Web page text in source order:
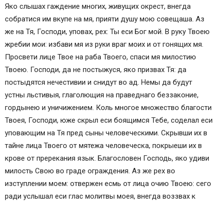
Яко слышах гаждение многих, живущих окрест, внегда
собратися им вкупе на мя, прияти душу мою совещаша. Аз
же на Тя, Господи, уповах, рех: Ты еси Бог мой. В руку Твоею
жребии мои: избави мя из руки враг моих и от гонящих мя.
Просвети лице Твое на раба Твоего, спаси мя милостию
Твоею. Господи, да не постыжуся, яко призвах Тя: да
постыдятся нечестивии и снидут во ад. Немы да будут
устны льстивыя, глаголющия на праведнаго беззаконие,
гордынею и уничижением. Коль многое множество благости
Твоея, Господи, юже скрыл еси боящимся Тебе, соделал еси
уповающим на Тя пред сыны человеческими. Скрывши их в
тайне лица Твоего от мятежа человеческа, покрыеши их в
крове от пререкания язык. Благословен Господь, яко удиви
милость Свою во граде ограждения. Аз же рех во
изступлении моем: отвержен есмь от лица очию Твоею: сего
ради услышал еси глас молитвы моея, внегда воззвах к